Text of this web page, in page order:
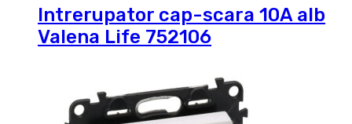
Intrerupator cap-scara 10A alb
Valena Life 752106